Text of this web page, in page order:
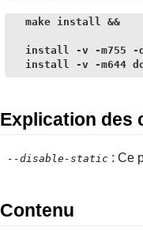
make install &&
install -v -m755 -
install -v -m644
Explication des
--disable-static : Ce
Contenu